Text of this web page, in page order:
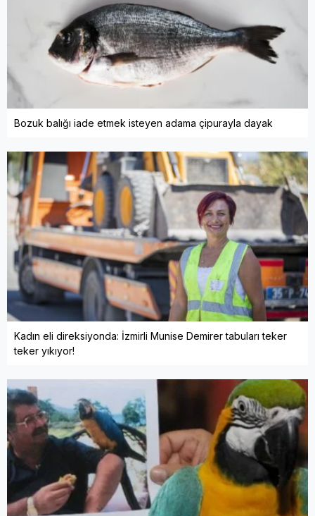
Bozuk balığı iade etmek isteyen adama çipurayla dayak
Kadın eli direksiyonda: İzmirli Munise Demirer tabuları teker
teker yıkıyor!